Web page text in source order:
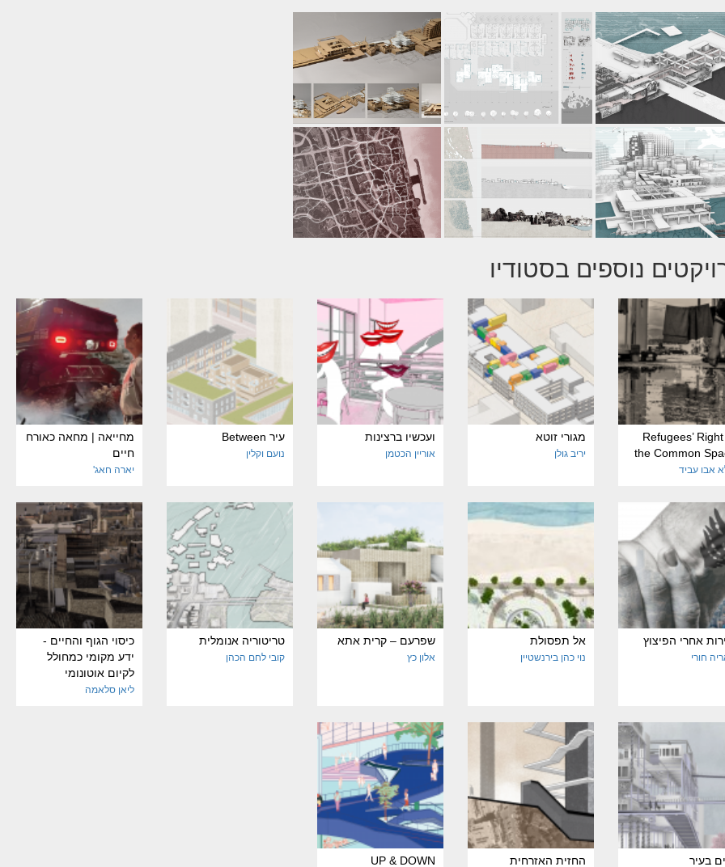
נוספים בסטודיו
Refugees’
the Common
אבו עביד
מגורי זוטא
יריב גולן
ועכשיו ברצינות
אוריין הכטמן
עיר Between
נועם וקלין
מחייאה | מחאה כאורח
חיים
יארה חאג'
אחרי הפיצוץ
חורי
אל תפסולת
נוי כהן בירנשטיין
שפרעם – קרית אתא
אלון כץ
טריטוריה אנומלית
קובי לחם הכהן
כיסוי הגוף והחיים -
ידע מקומי כמחולל
לקיום אוטונומי
ליאן סלאמה
בעיר החזית האזרחית UP & DOWN